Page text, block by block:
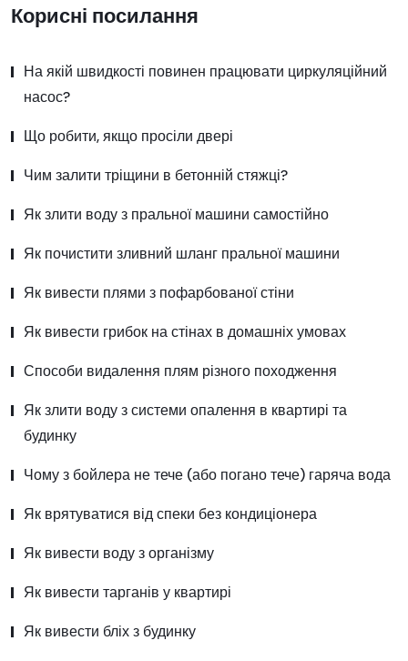
Корисні посилання
На якій швидкості повинен працювати циркуляційний
насос?
Що робити, якщо просіли двері
Чим залити тріщини в бетонній стяжці?
Як злити воду з пральної машини самостійно
Як почистити зливний шланг пральної машини
Як вивести плями з пофарбованої стіни
Як вивести грибок на стінах в домашніх умовах
Способи видалення плям різного походження
Як злити воду з системи опалення в квартирі та
будинку
Чому з бойлера не тече (або погано тече) гаряча вода
Як врятуватися від спеки без кондиціонера
Як вивести воду з організму
Як вивести тарганів у квартирі
Як вивести бліх з будинку